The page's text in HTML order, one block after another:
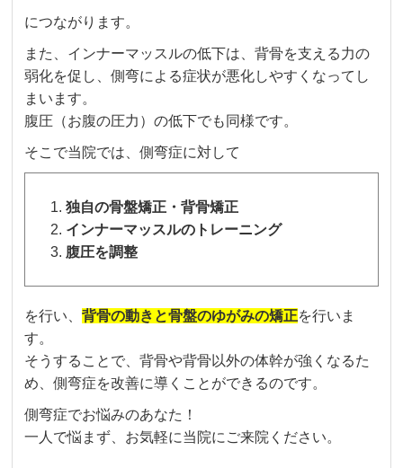
につながります。
また、インナーマッスルの低下は、背骨を支える力の
弱化を促し、側弯による症状が悪化しやすくなってし
まいます。
腹圧（お腹の圧力）の低下でも同様です。
そこで当院では、側弯症に対して
独自の骨盤矯正・背骨矯正
インナーマッスルのトレーニング
腹圧を調整
を行い、背骨の動きと骨盤のゆがみの矯正を行いま
す。
そうすることで、背骨や背骨以外の体幹が強くなるた
め、側弯症を改善に導くことができるのです。
側弯症でお悩みのあなた！
一人で悩まず、お気軽に当院にご来院ください。